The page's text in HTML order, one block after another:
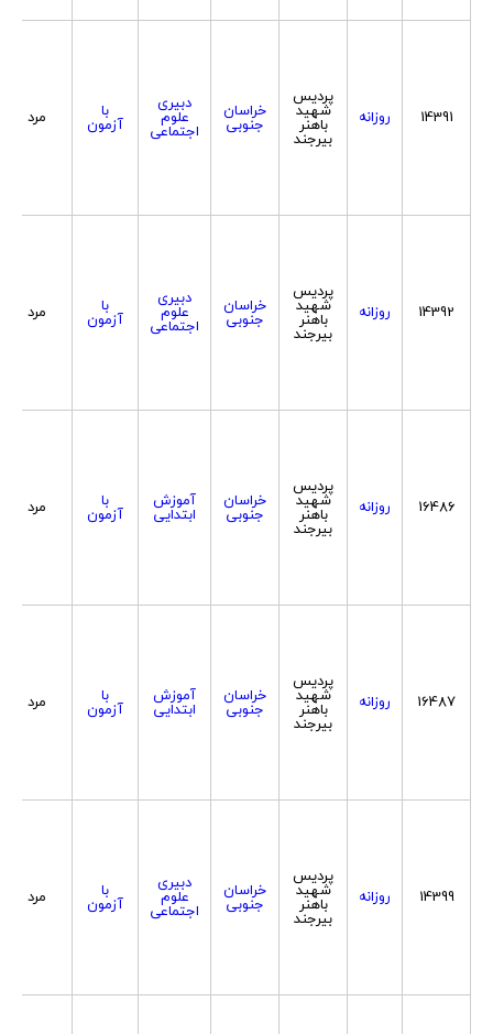
14391 روزانه
پردیس
شهید
باهنر
بیرجند
خراسان
جنوبی
دبیری
علوم
اجتماعی
با
آزمون مرد
14392 روزانه
پردیس
شهید
باهنر
بیرجند
خراسان
جنوبی
دبیری
علوم
اجتماعی
با
آزمون مرد
16486 روزانه
پردیس
شهید
باهنر
بیرجند
خراسان
جنوبی
آموزش
ابتدایی
با
آزمون مرد
16487 روزانه
پردیس
شهید
باهنر
بیرجند
خراسان
جنوبی
آموزش
ابتدایی
با
آزمون مرد
14399 روزانه
پردیس
شهید
باهنر
بیرجند
خراسان
جنوبی
دبیری
علوم
اجتماعی
با
آزمون مرد